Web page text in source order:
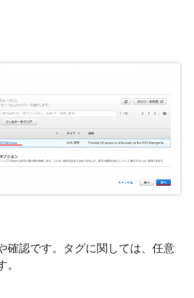
確認です。タグに関しては、任意